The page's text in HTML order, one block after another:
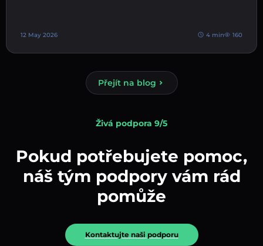
12 May 2026 4 min 160
Přejít na blog
Živá podpora 9/5
Pokud potřebujete pomoc,
náš tým podpory vám rád
pomůže
Kontaktujte naši podporu